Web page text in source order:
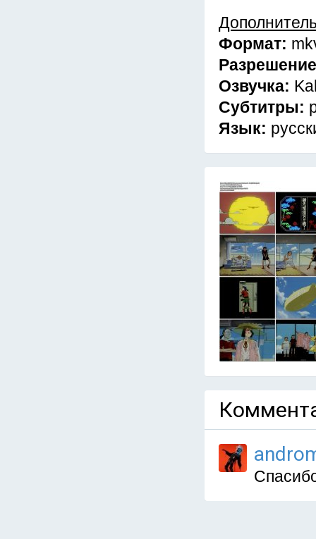
Формат:
Озвучка:
Субтитры:
Язык: